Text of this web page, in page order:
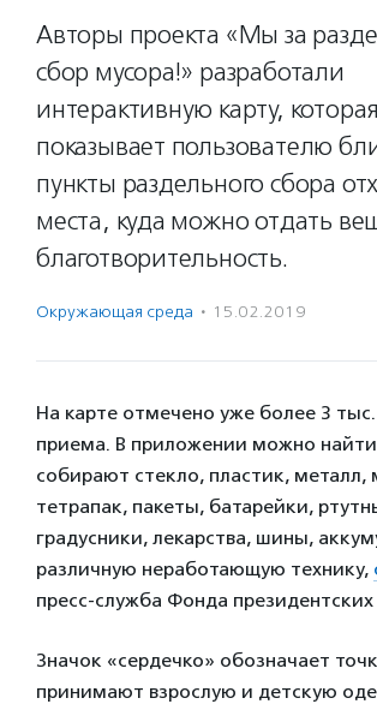
Авторы проекта «Мы за
сбор мусора!» разработали
интерактивную карту, которая
показывает пользователю
пункты раздельного сбора
места, куда можно отдать
благотворительность.
Окружающая среда · 15.02.2019
На карте отмечено уже более 3
приема. В приложении можно
собирают стекло, пластик, металл,
тетрапак, пакеты, батарейки,
градусники, лекарства, шины,
различную неработающую технику,
пресс-служба Фонда президентских
Значок «сердечко» обозначает
принимают взрослую и детскую